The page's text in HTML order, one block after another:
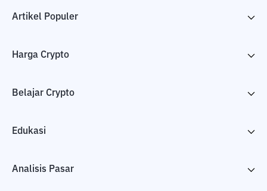
Artikel Populer
Harga Crypto
Belajar Crypto
Edukasi
Analisis Pasar